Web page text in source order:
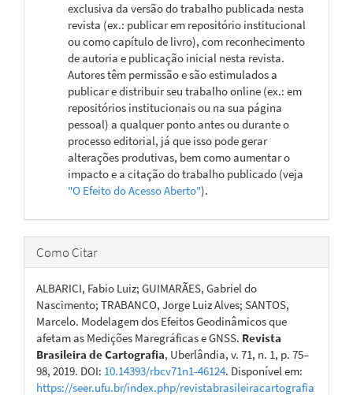
exclusiva da versão do trabalho publicada nesta
revista (ex.: publicar em repositório institucional
ou como capítulo de livro), com reconhecimento
de autoria e publicação inicial nesta revista.
Autores têm permissão e são estimulados a
publicar e distribuir seu trabalho online (ex.: em
repositórios institucionais ou na sua página
pessoal) a qualquer ponto antes ou durante o
processo editorial, já que isso pode gerar
alterações produtivas, bem como aumentar o
impacto e a citação do trabalho publicado (veja
"O Efeito do Acesso Aberto").
Como Citar
ALBARICI, Fabio Luiz; GUIMARÃES, Gabriel do
Nascimento; TRABANCO, Jorge Luiz Alves; SANTOS,
Marcelo. Modelagem dos Efeitos Geodinâmicos que
afetam as Medições Maregráficas e GNSS. Revista
Brasileira de Cartografia, Uberlândia, v. 71, n. 1, p. 75–
98, 2019. DOI: 10.14393/rbcv71n1-46124. Disponível em:
https://seer.ufu.br/index.php/revistabrasileiracartografia